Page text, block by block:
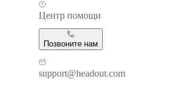
Центр помощи
Позвоните нам
support@headout.com